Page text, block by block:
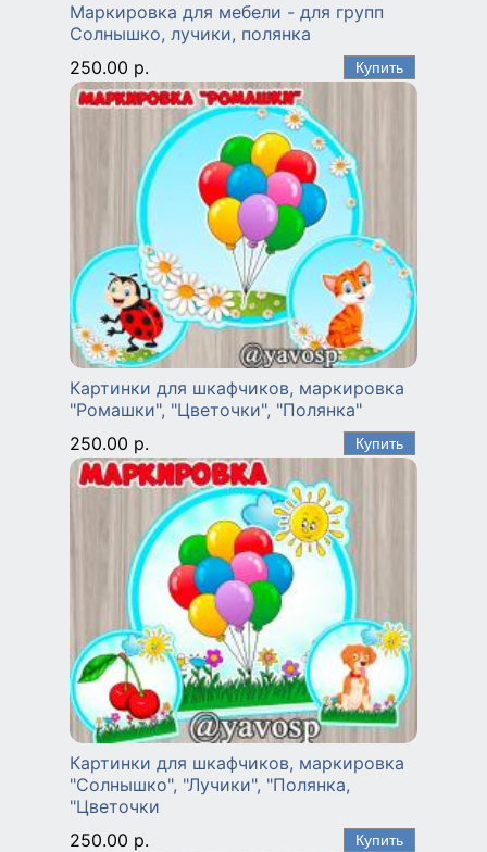
Маркировка для мебели - для групп
Солнышко, лучики, полянка
250.00 р.
Картинки для шкафчиков, маркировка
"Ромашки", "Цветочки", "Полянка"
250.00 р.
Картинки для шкафчиков, маркировка
"Солнышко", "Лучики", "Полянка,
"Цветочки
250.00 р.